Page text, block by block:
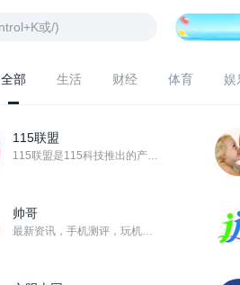
全部 生活 财经 体育 娱
115联盟
115联盟是115科技推出的产品推广平台，本着“推广有奖、收益共享”的宗旨，联盟成员通过推广销售11...
帅哥
最新资讯，手机测评，玩机技巧……应有尽有！！